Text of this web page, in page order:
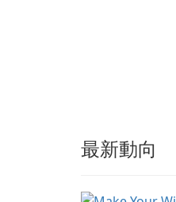
最新動向